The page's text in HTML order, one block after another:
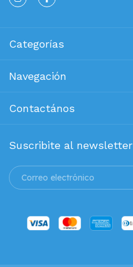
Categorías
Navegación
Contactános
Suscribite al newsletter